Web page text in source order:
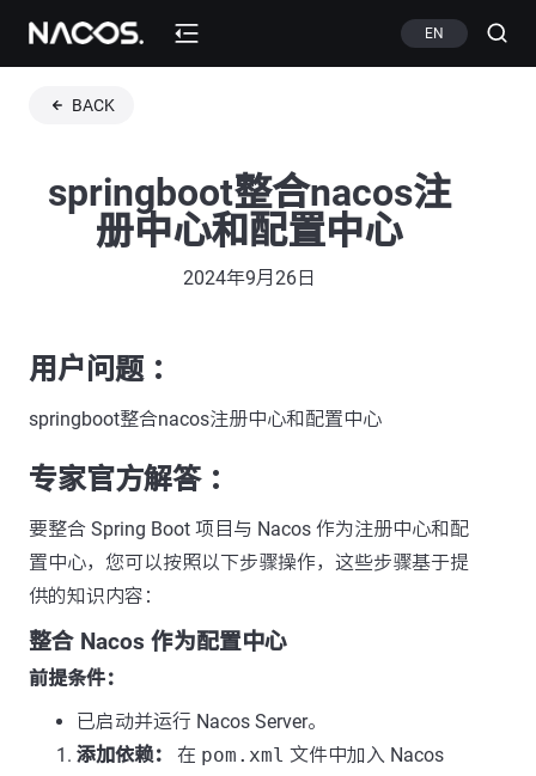
EN
BACK
springboot整合nacos注
册中心和配置中心
2024年9月26日
用户问题 ：
springboot整合nacos注册中心和配置中心
专家官方解答 ：
要整合 Spring Boot 项目与 Nacos 作为注册中心和配
置中心，您可以按照以下步骤操作，这些步骤基于提
供的知识内容：
整合 Nacos 作为配置中心
前提条件：
已启动并运行 Nacos Server。
添加依赖：
在 pom.xml 文件中加入 Nacos